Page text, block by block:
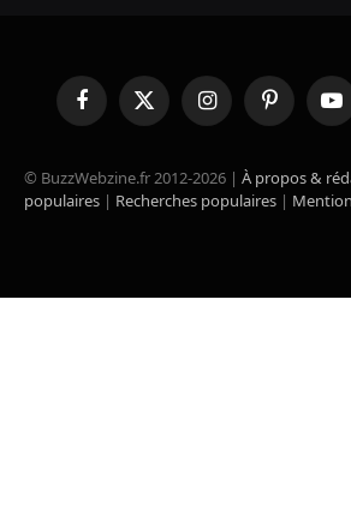
FacebookX
(Twitter)
InstagramPinterest
© BuzzWebzine.fr 2012-2026 | À propos &
populaires | Recherches populaires |